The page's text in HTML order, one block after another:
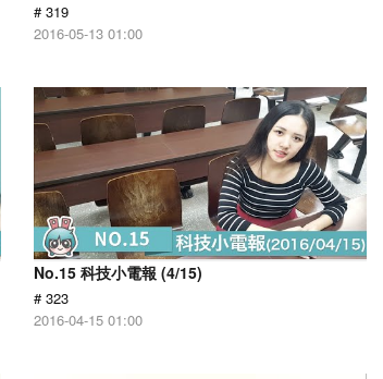
# 319
2016-05-13 01:00
No.15 科技小電報 (4/15)
# 323
2016-04-15 01:00